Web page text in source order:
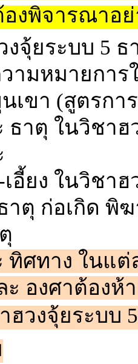
งพิจารณาอ
งจุ้ยระบบ 5 ธ
ามหมายกา
เขา (สูตรกา
ธาตุ ในวิชาฮ
อี้ยง ในวิชา
าตุ ก่อเกิด พิ
ทิศทาง ในแต่
องศาต้องห้
ฮวงจุ้ยระบบ